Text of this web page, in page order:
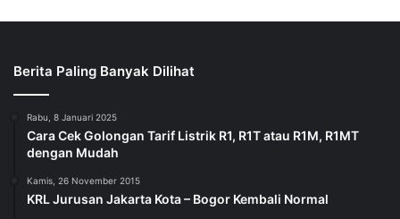
Berita Paling Banyak Dilihat
Rabu, 8 Januari 2025
Cara Cek Golongan Tarif Listrik R1, R1T atau R1M, R1MT
dengan Mudah
Kamis, 26 November 2015
KRL Jurusan Jakarta Kota – Bogor Kembali Normal